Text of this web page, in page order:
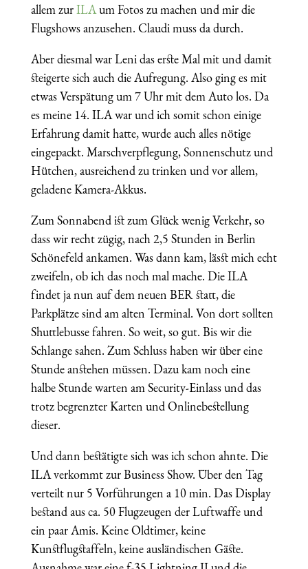
allem zurILAum Fotos zu machen und mir die
Flugshows anzusehen. Claudi muss da durch.
Aber diesmal war Leni das erste Mal mit und damit
steigerte sich auch die Aufregung. Also ging es mit
etwas Verspätung um 7 Uhr mit dem Auto los. Da
es meine 14. ILA war und ich somit schon einige
Erfahrung damit hatte, wurde auch alles nötige
eingepackt. Marschverpflegung, Sonnenschutz und
Hütchen, ausreichend zu trinken und vor allem,
geladene Kamera-Akkus.
Zum Sonnabend ist zum Glück wenig Verkehr, so
dass wir recht zügig, nach 2,5 Stunden in Berlin
Schönefeld ankamen. Was dann kam, lässt mich echt
zweifeln, ob ich das noch mal mache. Die ILA
findet ja nun auf dem neuen BER statt, die
Parkplätze sind am alten Terminal. Von dort sollten
Shuttlebusse fahren. So weit, so gut. Bis wir die
Schlange sahen. Zum Schluss haben wir über eine
Stunde anstehen müssen. Dazu kam noch eine
halbe Stunde warten am Security-Einlass und das
trotz begrenzter Karten und Onlinebestellung
dieser.
Und dann bestätigte sich was ich schon ahnte. Die
ILA verkommt zur Business Show. Über den Tag
verteilt nur 5 Vorführungen a 10 min. Das Display
bestand aus ca. 50 Flugzeugen der Luftwaffe und
ein paar Amis. Keine Oldtimer, keine
Kunstflugstaffeln, keine ausländischen Gäste.